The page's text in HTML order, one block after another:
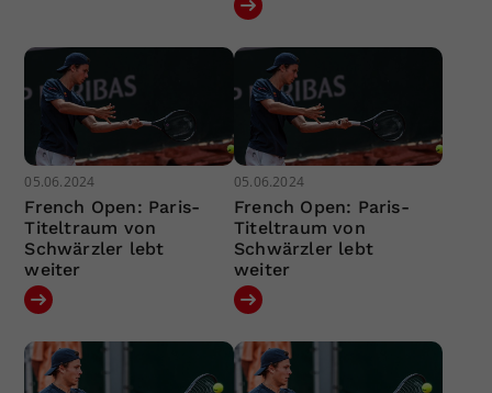
05.06.2024
French Open: Paris-
Titeltraum von
Schwärzler lebt
weiter
05.06.2024
French Open: Paris-
Titeltraum von
Schwärzler lebt
weiter